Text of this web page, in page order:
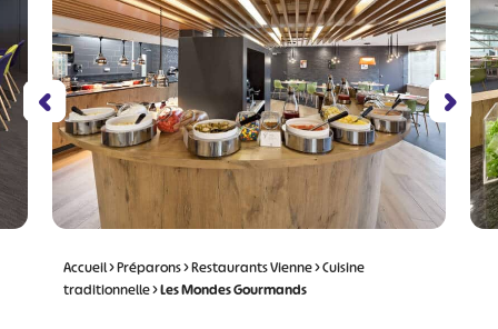
Accueil>Préparons>Restaurants Vienne>Cuisine
traditionnelle>Les Mondes Gourmands